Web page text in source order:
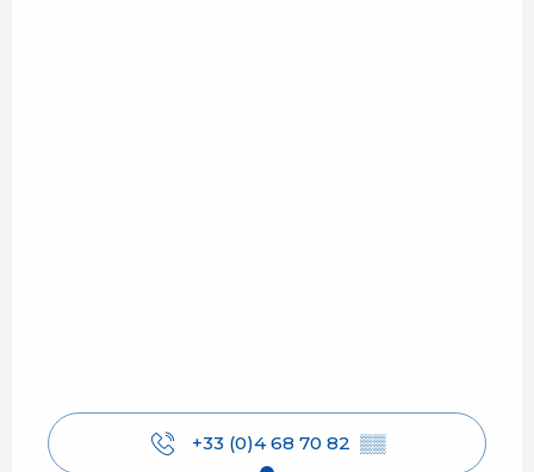
+33 (0)4 68 70 82 ▒▒